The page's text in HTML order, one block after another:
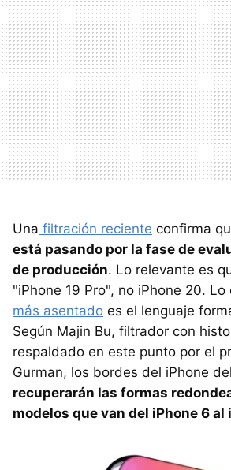
Una filtración reciente confirma
está pasando por la fase de
de producción. Lo relevante es
"iPhone 19 Pro", no iPhone 20. Lo
más asentado es el lenguaje
Según Majin Bu, filtrador con
respaldado en este punto por el
Gurman, los bordes del iPhone
recuperarán las formas
modelos que van del iPhone 6 al